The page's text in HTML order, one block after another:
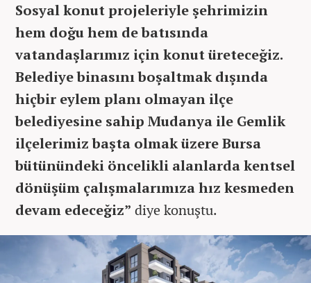
Sosyal konut projeleriyle şehrimizin
hem doğu hem de batısında
vatandaşlarımız için konut üreteceğiz.
Belediye binasını boşaltmak dışında
hiçbir eylem planı olmayan ilçe
belediyesine sahip Mudanya ile Gemlik
ilçelerimiz başta olmak üzere Bursa
bütünündeki öncelikli alanlarda kentsel
dönüşüm çalışmalarımıza hız kesmeden
devam edeceğiz” diye konuştu.